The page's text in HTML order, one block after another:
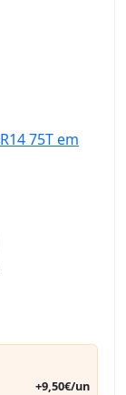
+9,50€/un